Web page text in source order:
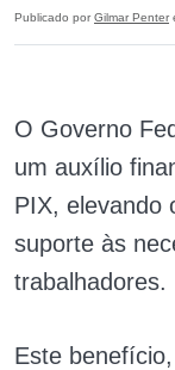
Publicado por Gilmar Penter
O Governo
um auxílio
PIX, elevando
suporte às
trabalhadores.
Este